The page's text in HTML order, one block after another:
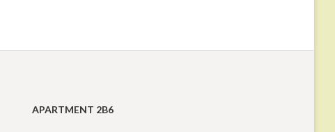
APARTMENT 2B6